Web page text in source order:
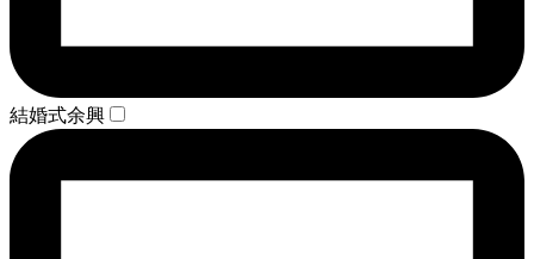
結婚式余興